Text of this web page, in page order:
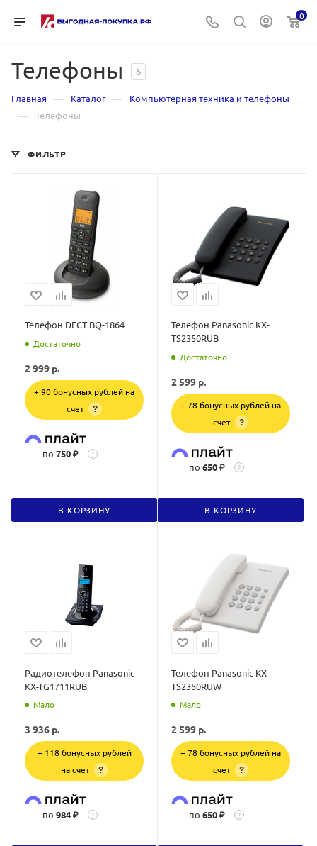
0
Телефоны 6
Главная — Каталог — Компьютерная техника и телефоны
— Телефоны
ФИЛЬТР
Телефон DECT BQ-1864
Достаточно
2 999 р.
+ 90 бонусных рублей на
счет
?
по 750 ₽ ?
В КОРЗИНУ
Телефон Panasonic KX-
TS2350RUB
Достаточно
2 599 р.
+ 78 бонусных рублей на
счет
?
по 650 ₽ ?
В КОРЗИНУ
Радиотелефон Panasonic
KX-TG1711RUB
Мало
3 936 р.
+ 118 бонусных рублей
на счет
?
по 984 ₽ ?
Телефон Panasonic KX-
TS2350RUW
Мало
2 599 р.
+ 78 бонусных рублей на
счет
?
по 650 ₽ ?